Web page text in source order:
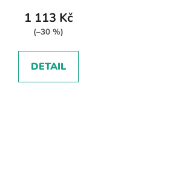
1 113 Kč
(–30 %)
DETAIL